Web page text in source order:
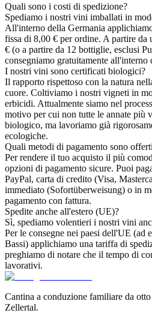
Quali sono i costi di spedizione?
Spediamo i nostri vini imballati in
All'interno della Germania
fissa di 8,00 € per ordine. A partire
€ (o a partire da 12 bottiglie, esclusi
consegniamo gratuitamente all'interno
I nostri vini sono certificati biologici?
Il rapporto rispettoso con la natura
cuore. Coltiviamo i nostri vigneti in
erbicidi. Attualmente siamo nel
motivo per cui non tutte le annate più
biologico, ma lavoriamo già
ecologiche.
Quali metodi di pagamento sono
Per rendere il tuo acquisto il più
opzioni di pagamento sicure. Puoi
PayPal, carta di credito (Visa,
immediato (Sofortüberweisung) o in
pagamento con fattura.
Spedite anche all'estero (UE)?
Sì, spediamo volentieri i nostri vini
Per le consegne nei paesi dell'UE (ad
Bassi) applichiamo una tariffa di
preghiamo di notare che il tempo di
lavorativi.
Cantina a conduzione familiare da
Zellertal.